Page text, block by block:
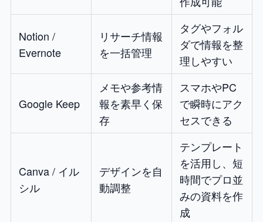
Notion /
Evernote
リサーチ情報
を一括管理
タグやフォル
ダで情報を整
理しやすい
Google Keep
メモや参考情
報を素早く保
存
スマホやPC
で瞬時にアク
セスできる
Canva / イル
シル
デザインを自
動調整
テンプレート
を活用し、短
時間でプロ並
みの資料を作
成